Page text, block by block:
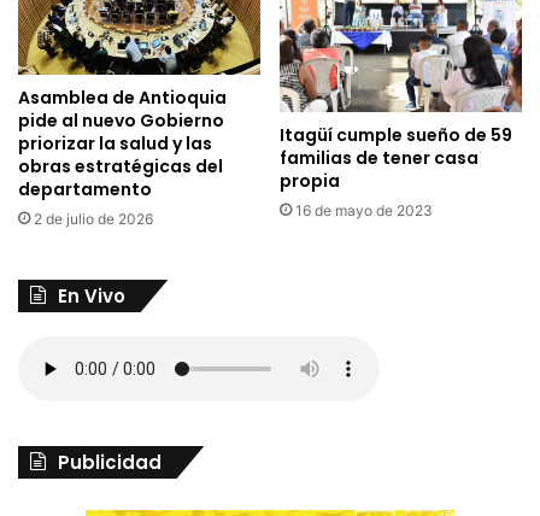
Asamblea de Antioquia
pide al nuevo Gobierno
priorizar la salud y las
obras estratégicas del
departamento
2 de julio de 2026
Itagüí cumple sueño de 59
familias de tener casa
propia
16 de mayo de 2023
En Vivo
Publicidad